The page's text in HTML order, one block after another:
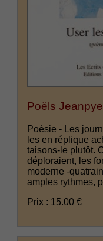
Poëls
Poésie - Les
les en réplique
taisons-le plutôt.
déploraient, les
moderne -
amples rythmes,
Prix : 15.00 €